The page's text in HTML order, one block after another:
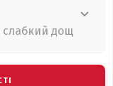
слабкий дощ